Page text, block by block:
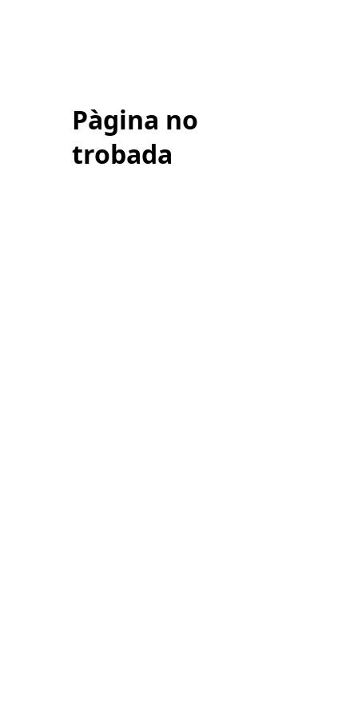
Pàgina no
trobada